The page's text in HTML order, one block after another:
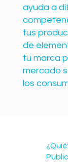
ayuda a
tus
de
tu marca
mercado
los